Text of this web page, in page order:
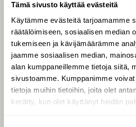
Tämä sivusto käyttää evästeitä
Käytämme evästeitä tarjoamamme
räätälöimiseen, sosiaalisen median
tukemiseen ja kävijämäärämme
jaamme sosiaalisen median,
alan kumppaneillemme tietoja siitä,
sivustoamme. Kumppanimme
tietoja muihin tietoihin, joita olet
kerätty, kun olet käyttänyt heidän